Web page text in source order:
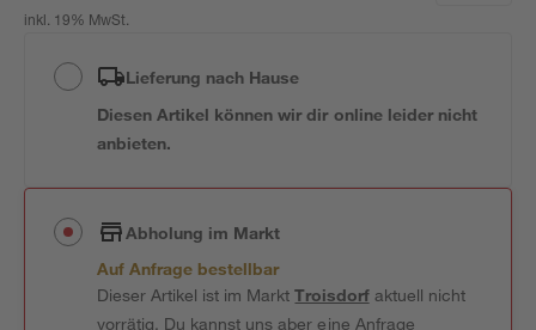
inkl. 19% MwSt.
Lieferung nach Hause
Diesen Artikel können wir dir online leider nicht
anbieten.
Abholung im Markt
Auf Anfrage bestellbar
Dieser Artikel ist im MarktTroisdorfaktuell nicht
vorrätig. Du kannst uns aber eine Anfrage